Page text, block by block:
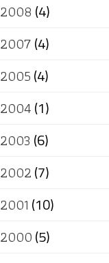
2008 (4)
2007(4)
2005(4)
2004(1)
2003 (6)
2002(7)
2001 (10)
2000(5)